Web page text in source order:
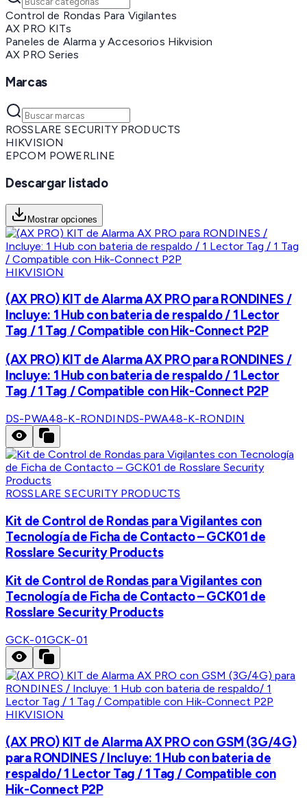
Control de Rondas Para Vigilantes
AX PRO KITs
Paneles de Alarma y Accesorios Hikvision
AX PRO Series
Marcas
ROSSLARE SECURITY PRODUCTS
HIKVISION
EPCOM POWERLINE
Descargar listado
Mostrar opciones
HIKVISION
(AX PRO) KIT de Alarma AX PRO para RONDINES /
Incluye: 1 Hub con bateria de respaldo / 1 Lector
Tag / 1 Tag / Compatible con Hik-Connect P2P
(AX PRO) KIT de Alarma AX PRO para RONDINES /
Incluye: 1 Hub con bateria de respaldo / 1 Lector
Tag / 1 Tag / Compatible con Hik-Connect P2P
DS-PWA48-K-RONDINDS-PWA48-K-RONDIN
ROSSLARE SECURITY PRODUCTS
Kit de Control de Rondas para Vigilantes con
Tecnología de Ficha de Contacto – GCK01 de
Rosslare Security Products
Kit de Control de Rondas para Vigilantes con
Tecnología de Ficha de Contacto – GCK01 de
Rosslare Security Products
GCK-01GCK-01
HIKVISION
(AX PRO) KIT de Alarma AX PRO con GSM (3G/4G)
para RONDINES / Incluye: 1 Hub con bateria de
respaldo/ 1 Lector Tag / 1 Tag / Compatible con
Hik-Connect P2P